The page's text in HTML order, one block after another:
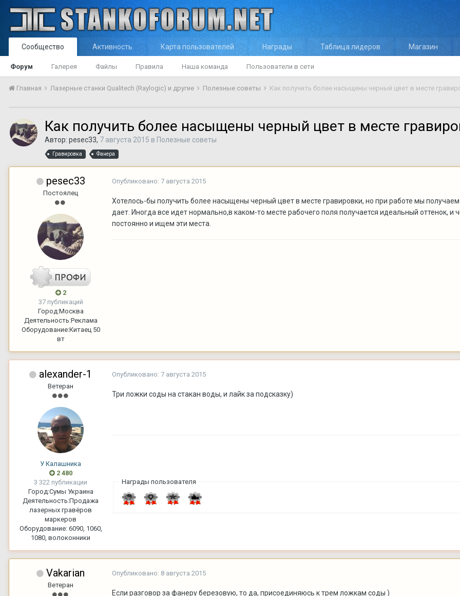
Сообщество
Форум Галерея Файлы Правила Наша команда Пользователи в сети
Активность Карта пользователей Награды Таблица лидеров Магазин
Главная Лазерные станки Qualitech (Raylogic) и другие Полезные советы Как получить более насыщены черный цвет в месте
Как получить более насыщены черный цвет в месте
Автор: pesec33, 7 августа 2015 в Полезные советы
Гравировка Фанера
pesec33
Постоялец
2
37 публикаций
Город:Москва
Деятельность:Реклама
Оборудование:Китаец 50
вт
Опубликовано: 7 августа 2015
Хотелось-бы получить более насыщены черный цвет в месте гравировки, но при работе мы
дает. Иногда все идет нормально,в каком-то месте рабочего поля получается идеальный оттенок,
постоянно и ищем эти места.
alexander-1
Ветеран
У Калашника
2 480
3 322 публикации
Город:Сумы Украина
Деятельность:Продажа
лазерных гравёров
маркеров
Оборудование:6090, 1060,
1080, волоконники
Опубликовано: 7 августа 2015
Три ложки соды на стакан воды, и лайк за подсказку)
Награды пользователя
Vakarian
Ветеран
Опубликовано: 8 августа 2015
Если разговор за фанеру березовую, то да, присоединяюсь к трем ложкам соды )